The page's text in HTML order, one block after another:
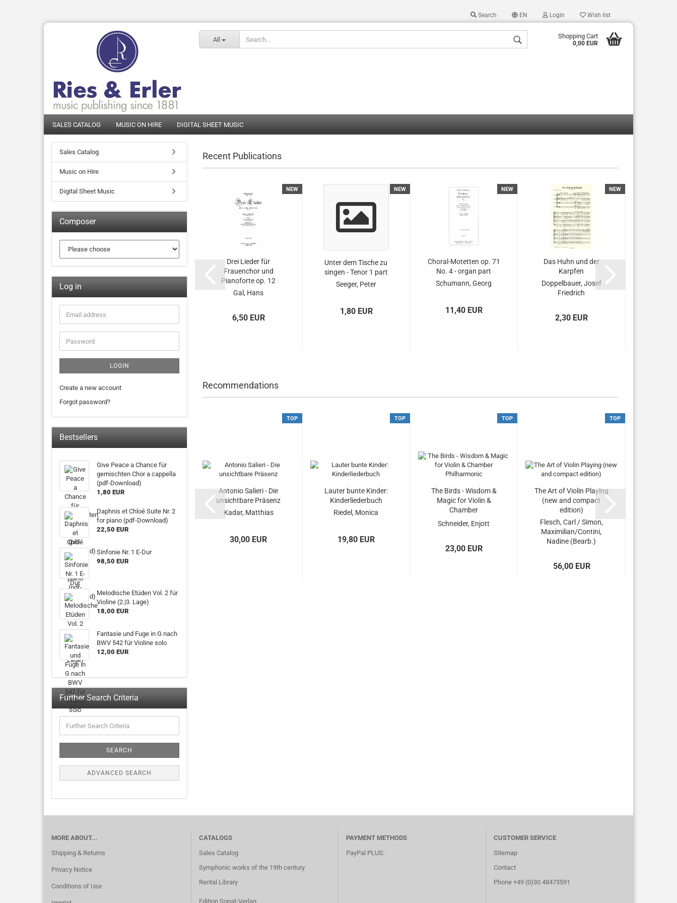
Search EN Login
Forgot password?
Wish list
All Shopping Cart
0,00 EUR
SALES CATALOG MUSIC ON HIRE DIGITAL SHEET MUSIC
Recent Publications
NEW
Drei Lieder für
Frauenchor und
Pianoforte op. 12
Gal, Hans
6,50 EUR
NEW
Unter dem Tische zu
singen - Tenor 1 part
Seeger, Peter
1,80 EUR
NEW
Choral-Motetten op. 71
No. 4 - organ part
Schumann, Georg
11,40 EUR
NEW
Das Huhn und der
Karpfen
Doppelbauer, Josef
Friedrich
2,30 EUR
Recommendations
TOP
Antonio Salieri - Die
unsichtbare Präsenz
Kadar, Matthias
30,00 EUR
TOP
Lauter bunte Kinder:
Kinderliederbuch
Riedel, Monica
19,80 EUR
TOP
The Birds - Wisdom &
Magic for Violin &
Chamber
Philharmonic...
Schneider, Enjott
23,00 EUR
TOP
The Art of Violin Playing
(new and compact
edition)
Flesch, Carl / Simon,
Maximilian/Contini,
Nadine (Bearb.)
56,00 EUR
Sales Catalog
Music on Hire
Digital Sheet Music
Composer
Log in
LOGIN
Create a new account
Forgot password?
Bestsellers
Give Peace a Chance für
gemischten Chor a cappella
(pdf-Download)
1,80 EUR
Daphnis et Chloé Suite Nr. 2
for piano (pdf-Download)
22,50 EUR
Sinfonie Nr. 1 E-Dur
98,50 EUR
Melodische Etüden Vol. 2 für
Violine (2.|3. Lage)
18,00 EUR
Fantasie und Fuge in G nach
BWV 542 für Violine solo
12,00 EUR
Further Search Criteria
SEARCH
ADVANCED SEARCH
MORE ABOUT...
Shipping & Returns
Privacy Notice
Conditions of Use
CATALOGS
Sales Catalog
Symphonic works of the 19th century
Rental Library
Edition Sonat-Verlag
PAYMENT METHODS
PayPal PLUS:
CUSTOMER SERVICE
Sitemap
Contact
Phone +49 (0)30 48473591